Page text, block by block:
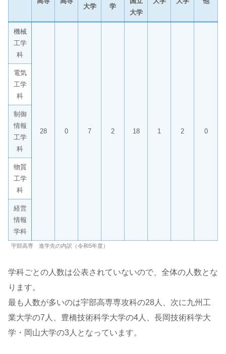
大学 学
大学
機械
工学
科
28 0 7 2 18 1 2 0
電気
工学
科
制御
情報
工学
科
物質
工学
科
経営
情報
学科
宇部高専 進学先の内訳（令和5年度）
学科ごとの人数は公表されていないので、全体の人数とな
ります。
最も人数が多いのは宇部高専専攻科の28人、次に九州工
業大学の7人、豊橋技術科学大学の4人、長岡技術科学大
学・岡山大学の3人となっています。